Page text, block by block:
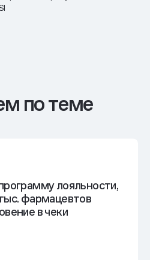
по теме
лояльности,
фармацевтов
в чеки